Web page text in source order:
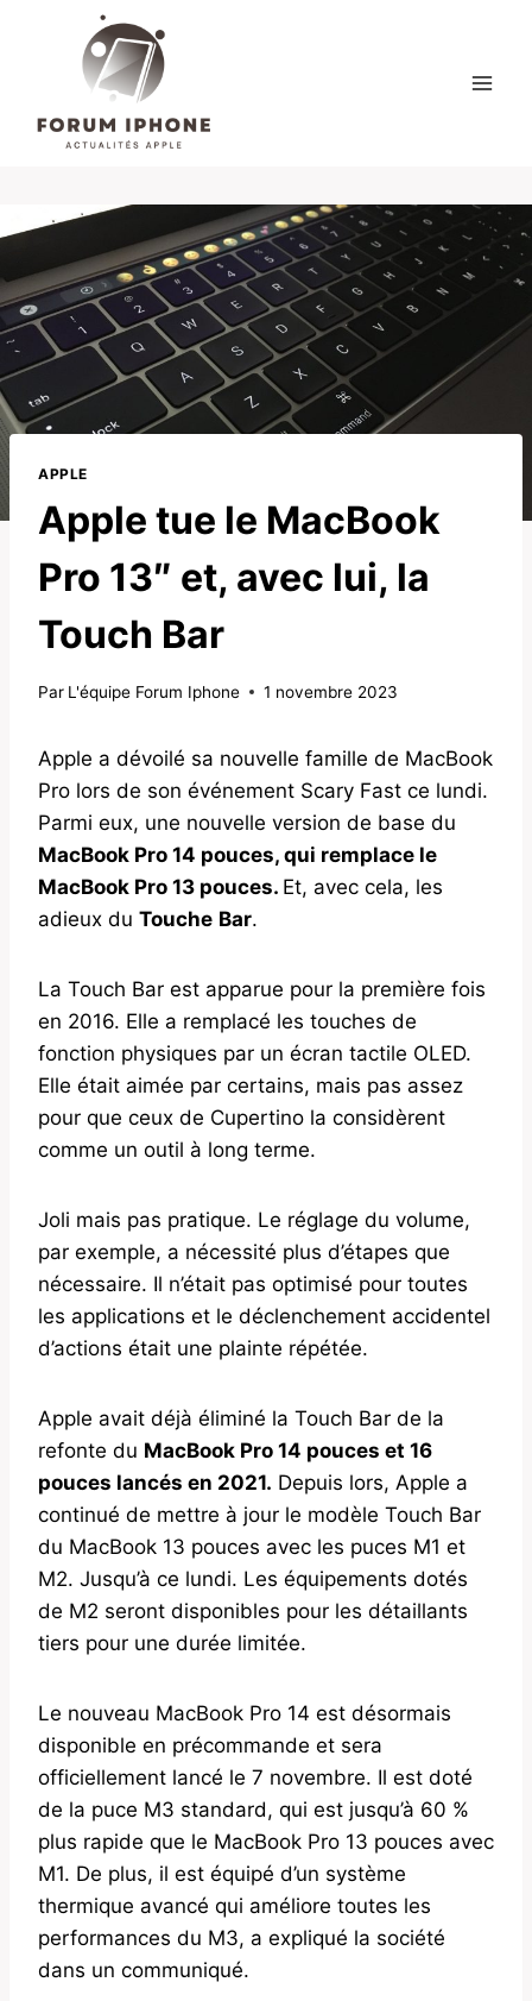
APPLE
Apple tue le MacBook
Pro 13″ et, avec lui, la
Touch Bar
Par L'équipe Forum Iphone 1 novembre 2023
Apple a dévoilé sa nouvelle famille de MacBook
Pro lors de son événement Scary Fast ce lundi.
Parmi eux, une nouvelle version de base du
MacBook Pro 14 pouces, qui remplace le
MacBook Pro 13 pouces. Et, avec cela, les
adieux du Touche Bar.
La Touch Bar est apparue pour la première fois
en 2016. Elle a remplacé les touches de
fonction physiques par un écran tactile OLED.
Elle était aimée par certains, mais pas assez
pour que ceux de Cupertino la considèrent
comme un outil à long terme.
Joli mais pas pratique. Le réglage du volume,
par exemple, a nécessité plus d’étapes que
nécessaire. Il n’était pas optimisé pour toutes
les applications et le déclenchement accidentel
d’actions était une plainte répétée.
Apple avait déjà éliminé la Touch Bar de la
refonte du MacBook Pro 14 pouces et 16
pouces lancés en 2021. Depuis lors, Apple a
continué de mettre à jour le modèle Touch Bar
du MacBook 13 pouces avec les puces M1 et
M2. Jusqu’à ce lundi. Les équipements dotés
de M2 ​​seront disponibles pour les détaillants
tiers pour une durée limitée.
Le nouveau MacBook Pro 14 est désormais
disponible en précommande et sera
officiellement lancé le 7 novembre. Il est doté
de la puce M3 standard, qui est jusqu’à 60 %
plus rapide que le MacBook Pro 13 pouces avec
M1. De plus, il est équipé d’un système
thermique avancé qui améliore toutes les
performances du M3, a expliqué la société
dans un communiqué.